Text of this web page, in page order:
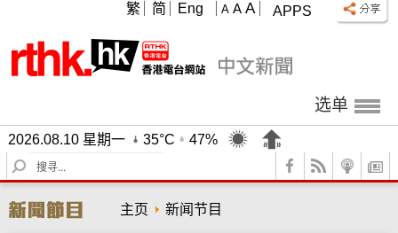
APPS
A A A
繁 简 Eng
选单
2026.08.10 星期一 35°C
47%
S
e
r
主页 新闻节目